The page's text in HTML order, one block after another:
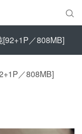

／808MB]
／808MB]